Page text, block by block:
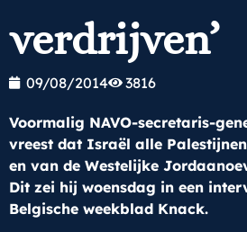
verdrijven’
09/08/2014 3816
Voormalig NAVO-secretaris-
vreest dat Israël alle
en van de Westelijke
Dit zei hij woensdag in een
Belgische weekblad Knack.